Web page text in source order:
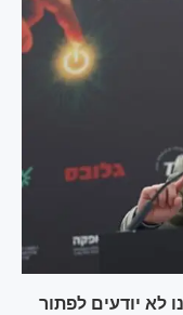
לא יודעים לפתור